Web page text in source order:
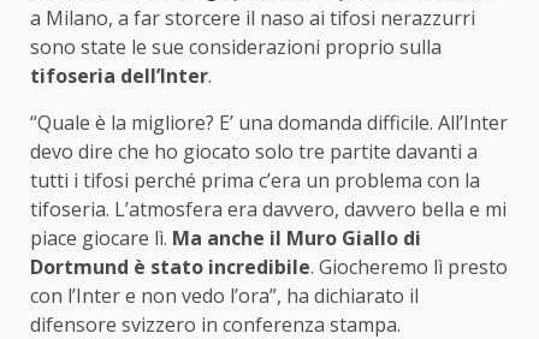
a Milano, a far storcere il naso ai tifosi nerazzurri
sono state le sue considerazioni proprio sulla
tifoseria dell’Inter.
“Quale è la migliore? E’ una domanda difficile. All’Inter
devo dire che ho giocato solo tre partite davanti a
tutti i tifosi perché prima c’era un problema con la
tifoseria. L’atmosfera era davvero, davvero bella e mi
piace giocare lì. Ma anche il Muro Giallo di
Dortmund è stato incredibile. Giocheremo lì presto
con l’Inter e non vedo l’ora”, ha dichiarato il
difensore svizzero in conferenza stampa.